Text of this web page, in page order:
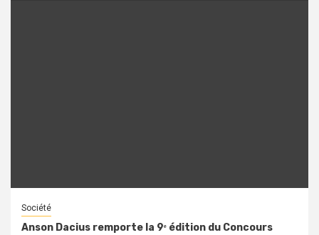
Société
Anson Dacius remporte la 9ᵉ édition du Concours